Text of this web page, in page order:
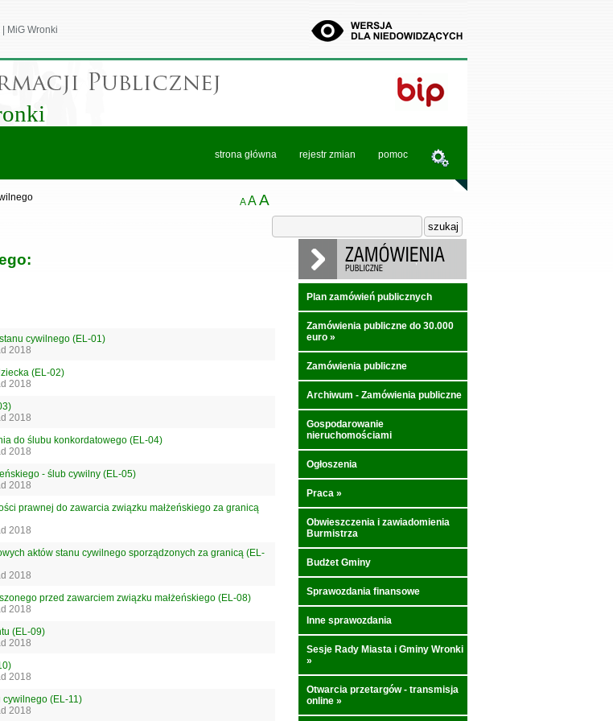
| MiG Wronki
strona główna rejestr zmian pomoc
A A A
cywilnego (EL-01)
2018
(EL-02)
2018
2018
do ślubu konkordatowego (EL-04)
2018
- ślub cywilny (EL-05)
2018
prawnej do zawarcia związku małżeńskiego za granicą
2018
aktów stanu cywilnego sporządzonych za granicą (EL-
2018
przed zawarciem związku małżeńskiego (EL-08)
2018
(EL-09)
2018
2018
(EL-11)
2018
Plan zamówień publicznych
Zamówienia publiczne do 30.000
euro »
Zamówienia publiczne
Archiwum - Zamówienia publiczne
Gospodarowanie
nieruchomościami
Ogłoszenia
Praca »
Obwieszczenia i zawiadomienia
Burmistrza
Budżet Gminy
Sprawozdania finansowe
Inne sprawozdania
Sesje Rady Miasta i Gminy Wronki
»
Otwarcia przetargów - transmisja
online »